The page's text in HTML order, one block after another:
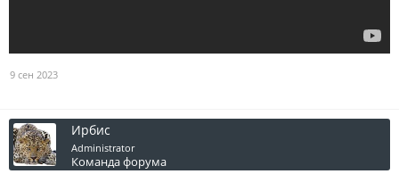
9 сен 2023
Ирбис
Administrator
Команда форума